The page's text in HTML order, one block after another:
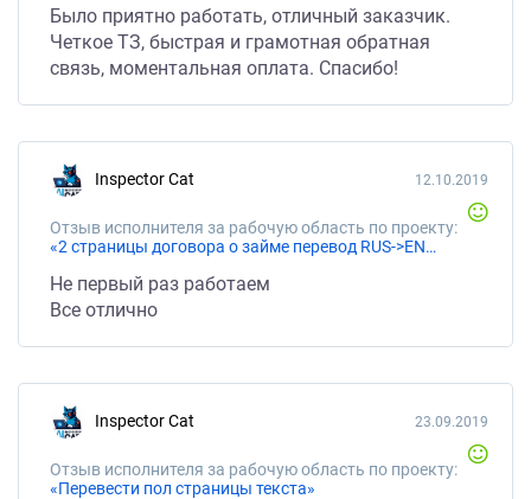
Было приятно работать, отличный заказчик.
Четкое ТЗ, быстрая и грамотная обратная
связь, моментальная оплата. Спасибо!
Inspector Cat
Отзыв исполнителя за рабочую область по проекту:
«2 страницы договора о займе перевод RUS->ENG»
12.10.2019
Не первый раз работаем
Все отлично
Inspector Cat
Отзыв исполнителя за рабочую область по проекту:
«Перевести пол страницы текста»
23.09.2019